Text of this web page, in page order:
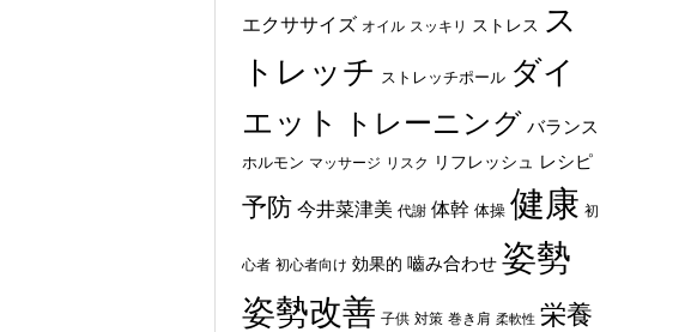
エクササイズ オイル スッキリ ストレス
ス
トレッチ ストレッチポール ダイ
エット
トレーニング バランス
ホルモン マッサージ リスク リフレッシュ レシピ
予防 今井菜津美 代謝 体幹 体操 健康 初
心者 初心者向け 効果的 嚙み合わせ 姿勢
姿勢改善 子供 対策 巻き肩 柔軟性 栄養